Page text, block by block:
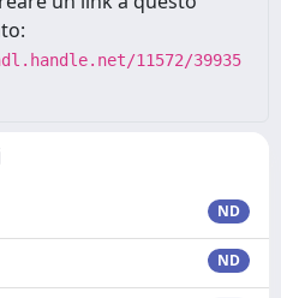
11572/39935
ND
ND